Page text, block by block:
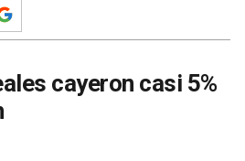
cayeron casi 5%